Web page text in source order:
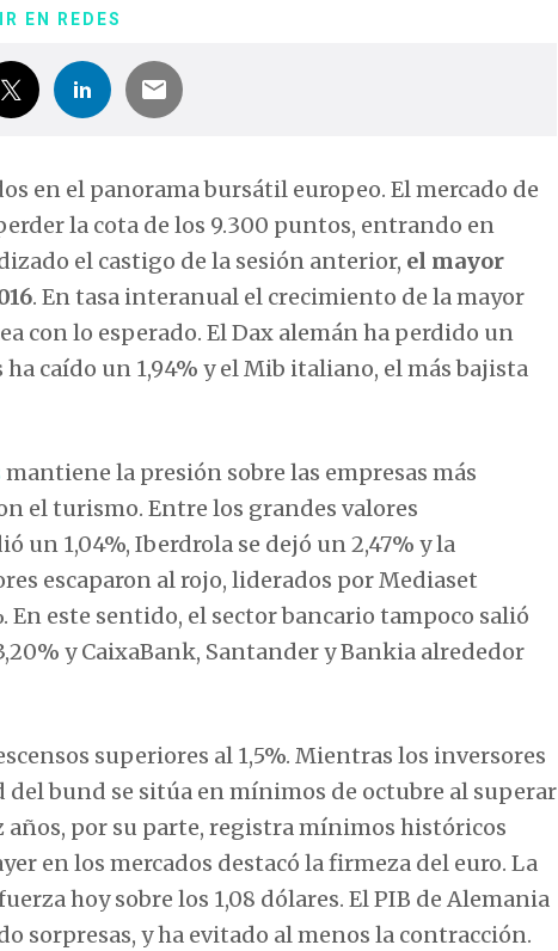
EN REDES
en el panorama bursátil europeo. El mercado de
la cota de los 9.300 puntos, entrando en
el castigo de la sesión anterior, el mayor
. En tasa interanual el crecimiento de la mayor
con lo esperado. El Dax alemán ha perdido un
ha caído un 1,94% y el Mib italiano, el más bajista
mantiene la presión sobre las empresas más
el turismo. Entre los grandes valores
un 1,04%, Iberdrola se dejó un 2,47% y la
escaparon al rojo, liderados por Mediaset
En este sentido, el sector bancario tampoco salió
y CaixaBank, Santander y Bankia alrededor
superiores al 1,5%. Mientras los inversores
bund se sitúa en mínimos de octubre al superar
por su parte, registra mínimos históricos
en los mercados destacó la firmeza del euro. La
hoy sobre los 1,08 dólares. El PIB de Alemania
sorpresas, y ha evitado al menos la contracción.